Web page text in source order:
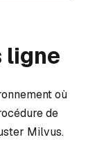
ligne
où
de
Milvus.